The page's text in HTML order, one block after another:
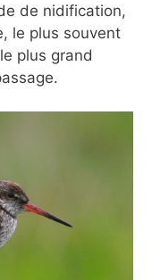
de nidification,
le plus souvent
plus grand